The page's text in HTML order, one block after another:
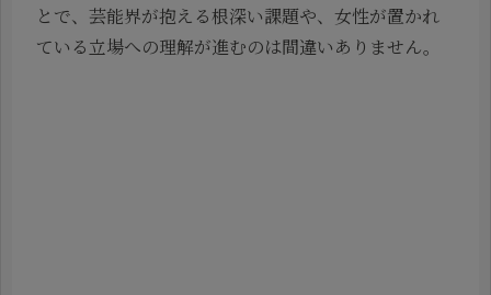
とで、芸能界が抱える根深い課題や、女性が置かれ
ている立場への理解が進むのは間違いありません。